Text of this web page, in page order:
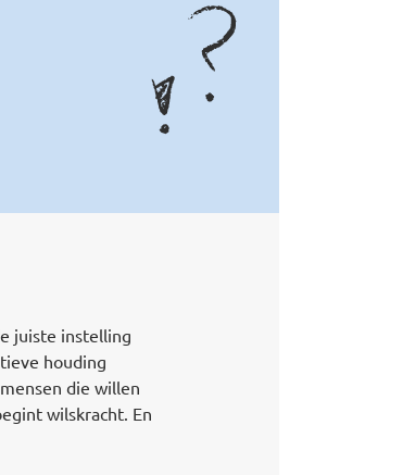
juiste instelling
houding
die willen
wilskracht. En